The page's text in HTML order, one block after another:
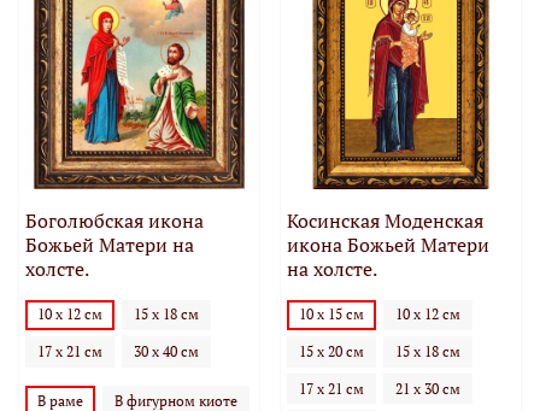
Боголюбская икона
Божьей Матери на
холсте.
10 х 12 см 15 х 18 см
17 х 21 см 30 х 40 см
В раме В фигурном киоте
Косинская Моденская
икона Божьей Матери
на холсте.
10 х 15 см 10 х 12 см
15 х 20 см 15 х 18 см
17 х 21 см 21 х 30 см